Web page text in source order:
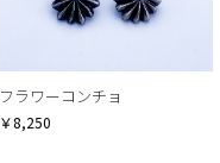
フラワーコンチョ
￥8,250